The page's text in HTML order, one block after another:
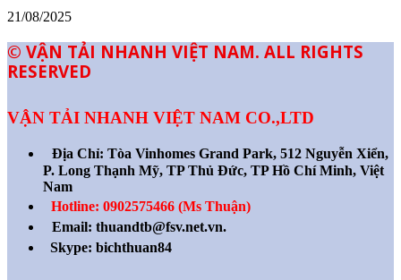
21/08/2025
© VẬN TẢI NHANH VIỆT NAM. ALL RIGHTS
RESERVED
VẬN TẢI NHANH VIỆT NAM CO.,LTD
Địa Chỉ: Tòa Vinhomes Grand Park, 512 Nguyễn Xiển,
P. Long Thạnh Mỹ, TP Thủ Đức, TP Hồ Chí Minh, Việt
Nam
Hotline: 0902575466 (Ms Thuận)
Email: thuandtb@fsv.net.vn.
Skype: bichthuan84